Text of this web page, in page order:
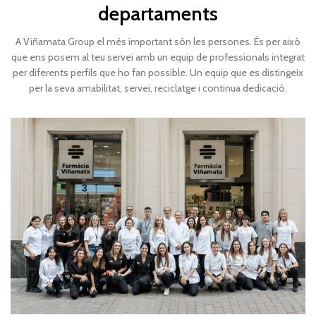
departaments
A Viñamata Group el més important són les persones. És per això
que ens posem al teu servei amb un equip de professionals integrat
per diferents perfils que ho fan possible. Un equip que es distingeix
per la seva amabilitat, servei, reciclatge i continua dedicació.